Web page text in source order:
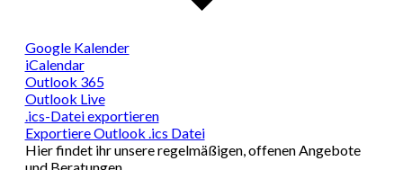
Google Kalender
iCalendar
Outlook 365
Outlook Live
.ics-Datei exportieren
Exportiere Outlook .ics Datei
Hier findet ihr unsere regelmäßigen, offenen Angebote